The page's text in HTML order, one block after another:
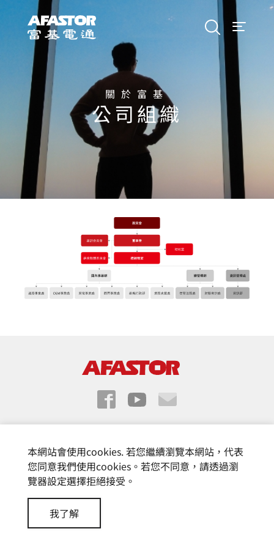
關於富基
公司組織
Design byCREATOP
本網站會使用cookies. 若您繼續瀏覽本網站，代表
您同意我們使用cookies。若您不同意，請透過瀏
覽器設定選擇拒絕接受。
我了解